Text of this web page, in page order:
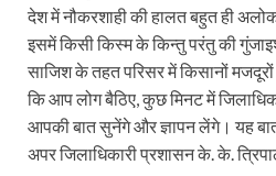
देश में नौकरशाही की हालत बहुत ही
इसमें किसी किस्म के किन्तु परंतु की
साजिश के तहत परिसर में किसानों
कि आप लोग बैठिए, कुछ मिनट में
आपकी बात सुनेंगे और ज्ञापन लेंगे। यह
अपर जिलाधिकारी प्रशासन के. के.